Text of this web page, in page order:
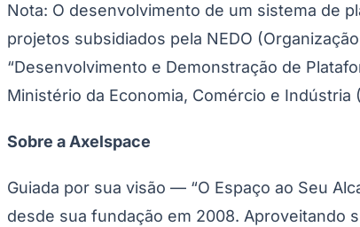
Anuncie no Portal
Verificar EmpresaNovo
Anunciar VagasNovo
Publicidade Legal
NBA
NFL
UFC
Tênis (ATP)
MLB
Nota: O desenvolvimento de um sistema de
projetos subsidiados pela NEDO
“Desenvolvimento e Demonstração de
Ministério da Economia, Comércio e Indústria
Sobre a Axelspace
Guiada por sua visão — “O Espaço ao Seu
desde sua fundação em 2008. Aproveitando